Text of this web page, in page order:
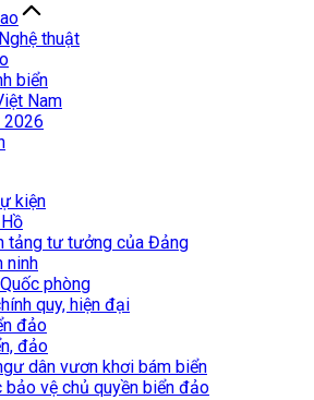
thuật
biển
Nam
2026
kiện
tảng tư tưởng của Đảng
ninh
phòng
quy, hiện đại
đảo
đảo
dân vươn khơi bám biển
bảo vệ chủ quyền biển đảo